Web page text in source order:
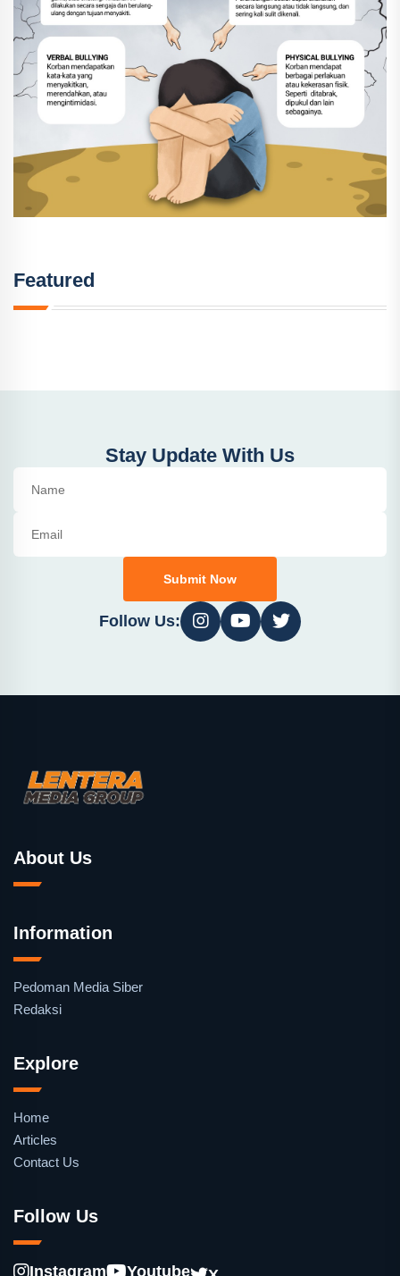
Featured
Stay Update With Us
Submit Now
Follow Us:
About Us
Information
Pedoman Media Siber
Redaksi
Explore
Home
Articles
Contact Us
Follow Us
Instagram Youtube